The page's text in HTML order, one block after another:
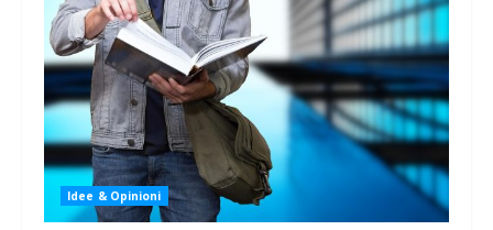
Idee & Opinioni